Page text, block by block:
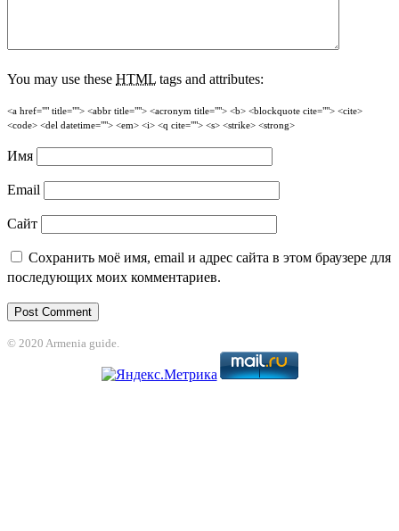
You may use these HTML tags and attributes:
<a href="" title=""> <abbr title=""> <acronym title=""> <b> <blockquote cite=""> <cite>
<code> <del datetime=""> <em> <i> <q cite=""> <s> <strike> <strong>
Имя
Email
Сайт
Сохранить моё имя, email и адрес сайта в этом браузере для
последующих моих комментариев.
© 2020 Armenia guide.